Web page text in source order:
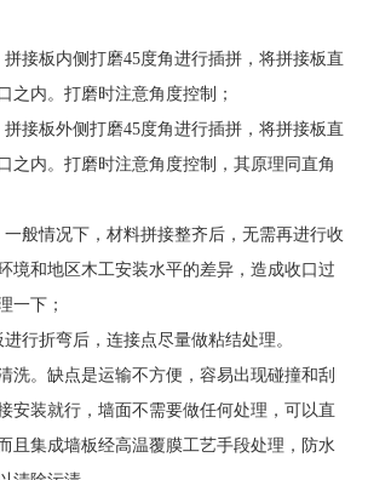
接板内侧打磨45度角进行插拼，将拼接板直
之内。打磨时注意角度控制；
接板外侧打磨45度角进行插拼，将拼接板直
之内。打磨时注意角度控制，其原理同直角
般情况下，材料拼接整齐后，无需再进行收
境和地区木工安装水平的差异，造成收口过
一下；
行折弯后，连接点尽量做粘结处理。
洗。缺点是运输不方便，容易出现碰撞和刮
安装就行，墙面不需要做任何处理，可以直
且集成墙板经高温覆膜工艺手段处理，防水